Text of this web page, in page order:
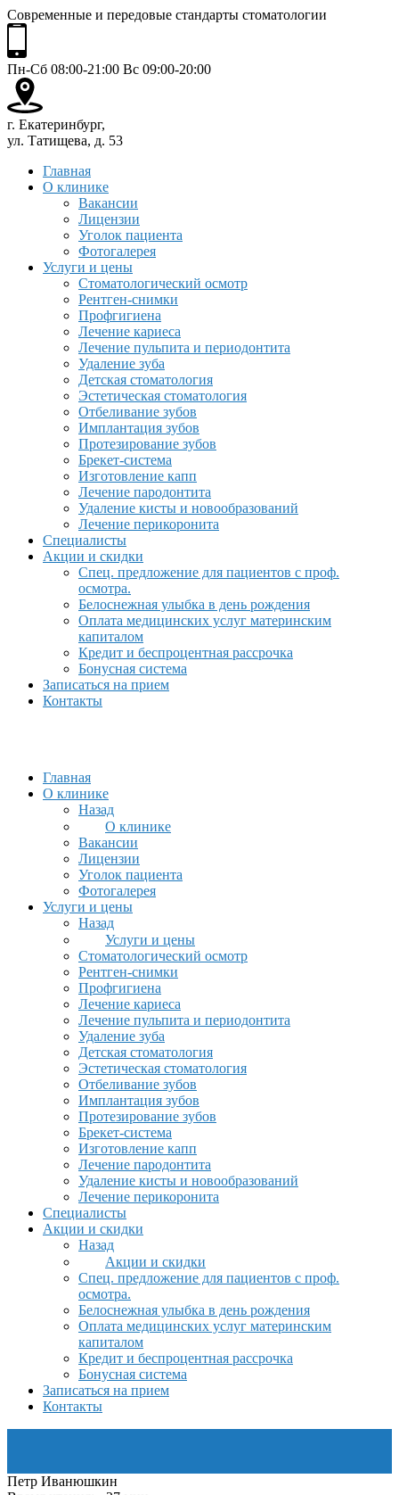
Современные и передовые стандарты стоматологии
Пн-Сб 08:00-21:00 Вс 09:00-20:00
г. Екатеринбург,
ул. Татищева, д. 53
Главная
О клинике
Вакансии
Лицензии
Уголок пациента
Фотогалерея
Услуги и цены
Стоматологический осмотр
Рентген-снимки
Профгигиена
Лечение кариеса
Лечение пульпита и периодонтита
Удаление зуба
Детская стоматология
Эстетическая стоматология
Отбеливание зубов
Имплантация зубов
Протезирование зубов
Брекет-система
Изготовление капп
Лечение пародонтита
Удаление кисты и новообразований
Лечение перикоронита
Специалисты
Акции и скидки
Спец. предложение для пациентов с проф.
осмотра.
Белоснежная улыбка в день рождения
Оплата медицинских услуг материнским
капиталом
Кредит и беспроцентная рассрочка
Бонусная система
Записаться на прием
Контакты
Главная
О клинике
Назад
О клинике
Вакансии
Лицензии
Уголок пациента
Фотогалерея
Услуги и цены
Назад
Услуги и цены
Стоматологический осмотр
Рентген-снимки
Профгигиена
Лечение кариеса
Лечение пульпита и периодонтита
Удаление зуба
Детская стоматология
Эстетическая стоматология
Отбеливание зубов
Имплантация зубов
Протезирование зубов
Брекет-система
Изготовление капп
Лечение пародонтита
Удаление кисты и новообразований
Лечение перикоронита
Специалисты
Акции и скидки
Назад
Акции и скидки
Спец. предложение для пациентов с проф.
осмотра.
Белоснежная улыбка в день рождения
Оплата медицинских услуг материнским
капиталом
Кредит и беспроцентная рассрочка
Бонусная система
Записаться на прием
Контакты
Петр Иванюшкин